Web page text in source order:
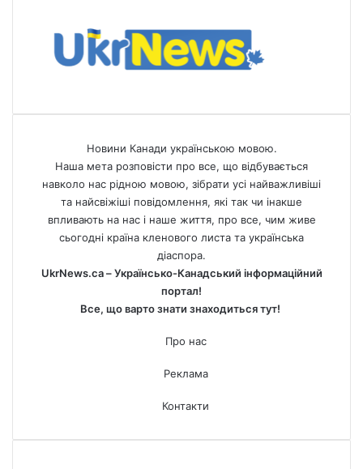
Новини Канади українською мовою.
Наша мета розповісти про все, що відбувається
навколо нас рідною мовою, зібрати усі найважливіші
та найсвіжіші повідомлення, які так чи інакше
впливають на нас і наше життя, про все, чим живе
сьогодні країна кленового листа та українська
діаспора.
UkrNews.ca – Українсько-Канадський інформаційний
портал!
Все, що варто знати знаходиться тут!
Про нас
Реклама
Контакти